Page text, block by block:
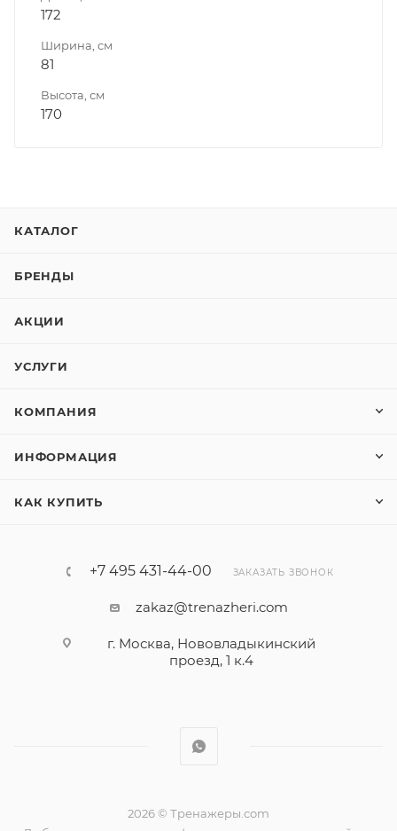
172
Ширина, см
81
Высота, см
170
КАТАЛОГ
БРЕНДЫ
АКЦИИ
УСЛУГИ
КОМПАНИЯ
ИНФОРМАЦИЯ
КАК КУПИТЬ
+7 495 431-44-00 ЗАКАЗАТЬ ЗВОНОК
zakaz@trenazheri.com
г. Москва, Нововладыкинский
проезд, 1 к.4
2026 © Тренажеры.com